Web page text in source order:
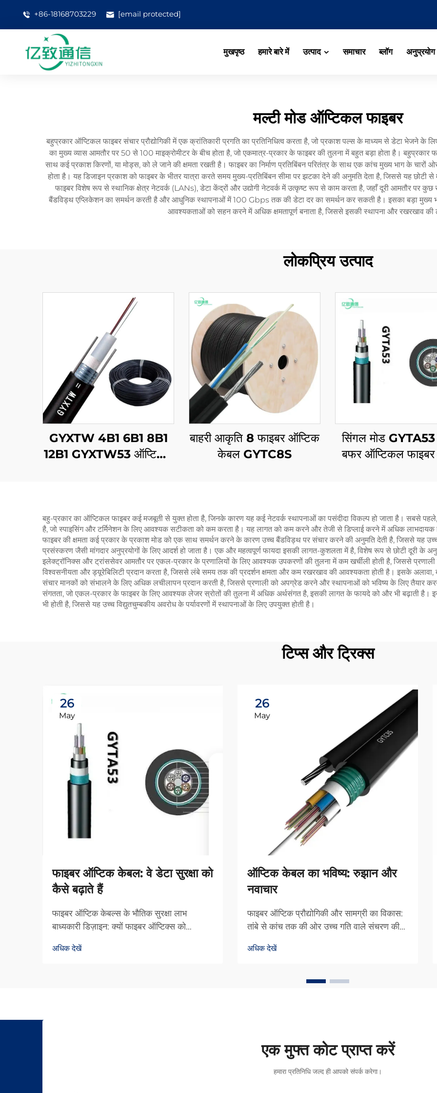
+86-18168703229 [email protected]
मुखपृष्ठ हमारे बारे में उत्पाद समाचार ब्लॉग अनुप्रयोग
मल्टी मोड ऑप्टिकल फाइबर
बहुप्रकार ऑप्टिकल फाइबर संचार प्रौद्योगिकी में एक क्रांतिकारी प्रगति का प्रतिनिधित्व करता है, जो प्रकाश पल्स के माध्यम से डेटा भेजने के
का मुख्य व्यास आमतौर पर 50 से 100 माइक्रोमीटर के बीच होता है, जो एकमात्र-प्रकार के फाइबर की तुलना में बहुत बड़ा होता है। बहुप्रकार
साथ कई प्रकाश किरणों, या मोड्स, को ले जाने की क्षमता रखती है। फाइबर का निर्माण प्रतिबिंबन परितंत्र के साथ एक कांच मुख्य भाग के चारों
होता है। यह डिजाइन प्रकाश को फाइबर के भीतर यात्रा करते समय मुख्य-प्रतिबिंबन सीमा पर झटका देने की अनुमति देता है, जिससे यह छोटी
फाइबर विशेष रूप से स्थानिक क्षेत्र नेटवर्क (LANs), डेटा केंद्रों और उद्योगी नेटवर्क में उत्कृष्ट रूप से काम करता है, जहाँ दूरी आमतौर पर कुछ
बैंडविड्थ एप्लिकेशन का समर्थन करती है और आधुनिक स्थापनाओं में 100 Gbps तक की डेटा दर का समर्थन कर सकती है। इसका बड़ा मुख्य
आवश्यकताओं को सहन करने में अधिक क्षमतापूर्ण बनाता है, जिससे इसकी स्थापना और रखरखाव की
लोकप्रिय उत्पाद
GYXTW 4B1 6B1 8B1
12B1 GYXTW53 ऑप्टिकल
बाहरी आकृति 8 फाइबर ऑप्टिक
केबल GYTC8S
सिंगल मोड GYTA53
बफर ऑप्टिकल
बहु-प्रकार का ऑप्टिकल फाइबर कई मजबूती से युक्त होता है, जिनके कारण यह कई नेटवर्क स्थापनाओं का पसंदीदा विकल्प हो जाता है। सबसे
है, जो स्पाइसिंग और टर्मिनेशन के लिए आवश्यक सटीकता को कम करता है। यह लागत को कम करने और तेजी से डिप्लाई करने में अधिक लाभदायक
फाइबर की क्षमता कई प्रकार के प्रकाश मोड को एक साथ समर्थन करने के कारण उच्च बैंडविड्थ पर संचार करने की अनुमति देती है, जिससे यह उच्च-
प्रसंस्करण जैसी मांगदार अनुप्रयोगों के लिए आदर्श हो जाता है। एक और महत्वपूर्ण फायदा इसकी लागत-कुशलता में है, विशेष रूप से छोटी दूरी के
इलेक्ट्रॉनिक्स और ट्रांससेवर आमतौर पर एकल-प्रकार के प्रणालियों के लिए आवश्यक उपकरणों की तुलना में कम खर्चीली होती है, जिससे
विश्वसनीयता और ड्यूरेबिलिटी प्रदान करता है, जिससे लंबे समय तक की प्रदर्शन क्षमता और कम रखरखाव की आवश्यकता होती है। इसके अलावा,
संचार मानकों को संभालने के लिए अधिक लचीलापन प्रदान करती है, जिससे प्रणाली को अपग्रेड करने और स्थापनाओं को भविष्य के लिए तैयार
संगतता, जो एकल-प्रकार के फाइबर के लिए आवश्यक लेजर स्रोतों की तुलना में अधिक अर्थसंगत है, इसकी लागत के फायदे को और भी बढ़ाती है। इस
भी होती है, जिससे यह उच्च विद्युतचुम्बकीय अवरोध के पर्यावरणों में स्थापनाओं के लिए उपयुक्त होती है।
टिप्स और ट्रिक्स
26
May
फाइबर ऑप्टिक केबल: वे डेटा सुरक्षा को
कैसे बढ़ाते हैं
फाइबर ऑप्टिक केबल्स के भौतिक सुरक्षा लाभ
बाध्यकारी डिज़ाइन: क्यों फाइबर ऑप्टिक्स को
घुसना इतना मुश्किल है क्योंकि वे डेटा को प्रकाश के
अधिक देखें
26
May
ऑप्टिक केबल का भविष्य: रुझान और
नवाचार
फाइबर ऑप्टिक प्रौद्योगिकी और सामग्री का विकास:
तांबे से कांच तक की ओर उच्च गति वाले संचरण की
परिवर्तन से सूचना के स्थानांतरण की गति में वृद्धि हुई।
अधिक देखें
एक मुफ्त कोट प्राप्त करें
हमारा प्रतिनिधि जल्द ही आपको संपर्क करेगा।